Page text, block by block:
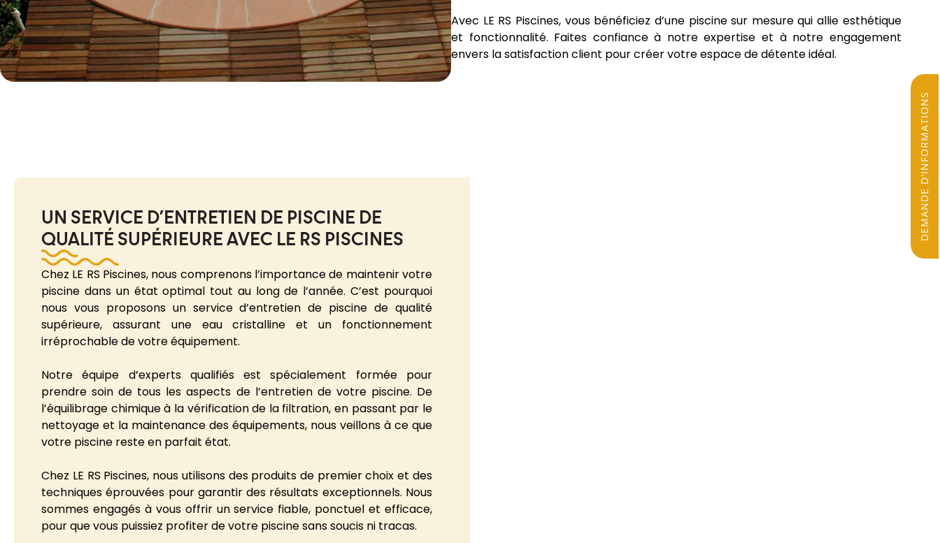
Avec LE RS Piscines, vous bénéficiez d’une piscine sur mesure qui allie esthétique
et fonctionnalité. Faites confiance à notre expertise et à notre engagement
envers la satisfaction client pour créer votre espace de détente idéal.
UN SERVICE D'ENTRETIEN DE PISCINE DE
QUALITÉ SUPÉRIEURE AVEC LE RS PISCINES
Chez LE RS Piscines, nous comprenons l’importance de maintenir votre
piscine dans un état optimal tout au long de l’année. C’est pourquoi
nous vous proposons un service d’entretien de piscine de qualité
supérieure, assurant une eau cristalline et un fonctionnement
irréprochable de votre équipement.
Notre équipe d’experts qualifiés est spécialement formée pour
prendre soin de tous les aspects de l’entretien de votre piscine. De
l’équilibrage chimique à la vérification de la filtration, en passant par le
nettoyage et la maintenance des équipements, nous veillons à ce que
votre piscine reste en parfait état.
Chez LE RS Piscines, nous utilisons des produits de premier choix et des
techniques éprouvées pour garantir des résultats exceptionnels. Nous
sommes engagés à vous offrir un service fiable, ponctuel et efficace,
pour que vous puissiez profiter de votre piscine sans soucis ni tracas.
DEMANDE D'INFORMATIONS